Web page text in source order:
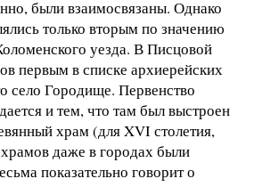
были взаимосвязаны. Однако
только вторым по значению
уезда. В Писцовой
первым в списке архиерейских
село Городище. Первенство
и тем, что там был выстроен
храм (для XVI столетия,
даже в городах были
показательно говорит о